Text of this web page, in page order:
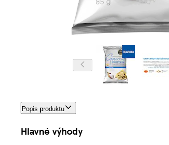
Popis produktu
Hlavné výhody